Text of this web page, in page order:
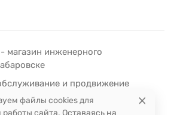
магазин инженерного
и продвижение
файлы cookies для
сайта. Оставаясь на